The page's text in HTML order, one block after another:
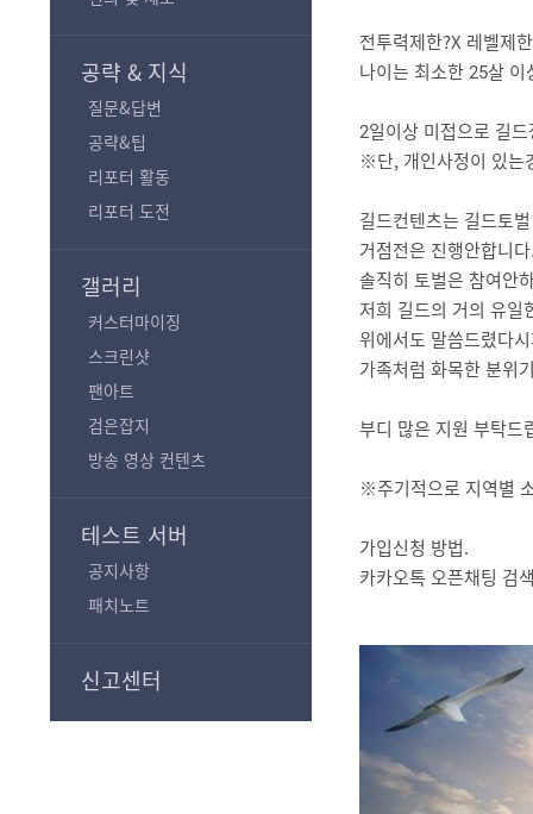
공략 & 지식
질문&답변
공략&팁
리포터 활동
리포터 도전
갤러리
커스터마이징
스크린샷
팬아트
검은잡지
방송 영상 컨텐츠
테스트 서버
공지사항
패치노트
신고센터
전투력제한?X 레벨제
나이는 최소한 25살
2일이상 미접으로 길
※단, 개인사정이 있는
길드컨텐츠는 길드토
거점전은 진행안합니
솔직히 토벌은 참여안
저희 길드의 거의 유일
위에서도 말씀드렸다
가족처럼 화목한 분위
부디 많은 지원 부탁드
※주기적으로 지역별
가입신청 방법.
카카오톡 오픈채팅 검